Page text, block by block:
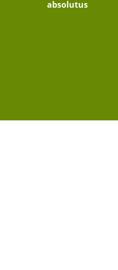
absolutus